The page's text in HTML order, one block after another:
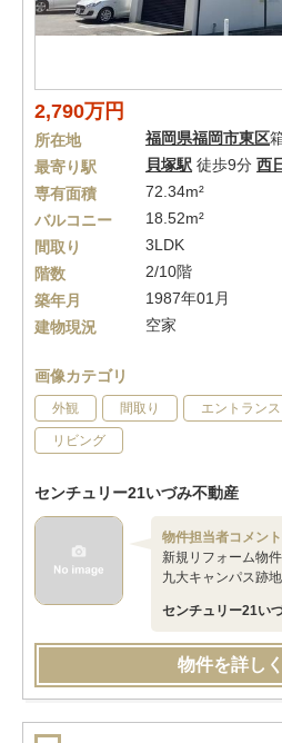
2,790万円
所在地 福岡県福岡市東区
最寄り駅
貝塚駅 徒歩9分 西
専有面積
72.34m²
バルコニー
18.52m²
間取り
3LDK
階数
2/10階
築年月
1987年01月
建物現況
空家
画像カテゴリ
外観 間取り エントランス
リビング
センチュリー21いづみ不動産
物件担当者コメント
新規リフォーム物
九大キャンパス跡
センチュリー21い
物件を詳し